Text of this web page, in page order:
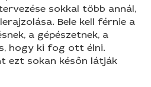
sokkal több annál,
Bele kell férnie a
a gépészetnek, a
hogy ki fog ott élni.
ezt sokan későn látják